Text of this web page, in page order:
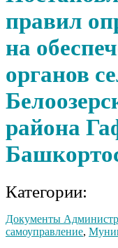
правил
на
органов
района
Категории:
Документы
самоуправление,